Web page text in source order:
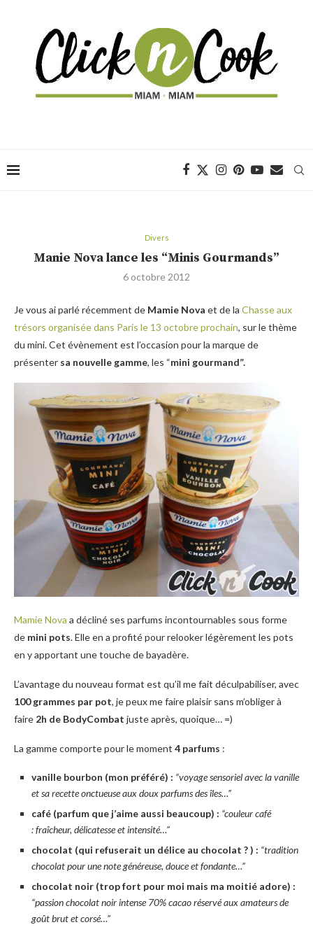
Divers
Manie Nova lance les “Minis Gourmands”
6 octobre 2012
Je vous ai parlé récemment de Mamie Nova et de la Chasse aux
trésors organisée dans Paris le 13 octobre prochain, sur le thème
du mini. Cet évènement est l’occasion pour la marque de
présenter sa nouvelle gamme, les “mini gourmand”.
Mamie Nova a décliné ses parfums incontournables sous forme
de mini pots. Elle en a profité pour relooker légèrement les pots
en y apportant une touche de bayadère.
L’avantage du nouveau format est qu’il me fait déculpabiliser, avec
100 grammes par pot, je peux me faire plaisir sans m’obliger à
faire 2h de BodyCombat juste après, quoique… =)
La gamme comporte pour le moment 4 parfums :
vanille bourbon (mon préféré) : “voyage sensoriel avec la vanille
et sa recette onctueuse aux doux parfums des îles…”
café (parfum que j’aime aussi beaucoup) : “couleur café
: fraîcheur, délicatesse et intensité…”
chocolat (qui refuserait un délice au chocolat ? ) : “tradition
chocolat pour une note généreuse, douce et fondante…”
chocolat noir (trop fort pour moi mais ma moitié adore) :
“passion chocolat noir intense 70% cacao réservé aux amateurs de
goût brut et corsé…”